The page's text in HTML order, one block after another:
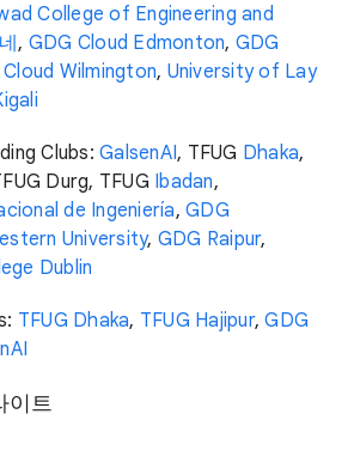
College of Engineering and
, GDG Cloud Edmonton, GDG
Wilmington, University of Lay
Clubs: GalsenAI, TFUG Dhaka,
Durg, TFUG Ibadan,
de Ingeniería, GDG
University, GDG Raipur,
Dublin
TFUG Dhaka, TFUG Hajipur,GDG
이트